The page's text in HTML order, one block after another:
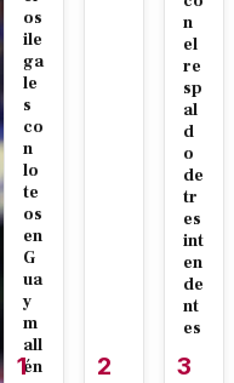
os
ile
ga
le
s
co
n
lo
te
os
en
G
ua
y
m
all
én
1 2
n
el
re
sp
al
d
o
de
tr
es
int
en
de
nt
es
3